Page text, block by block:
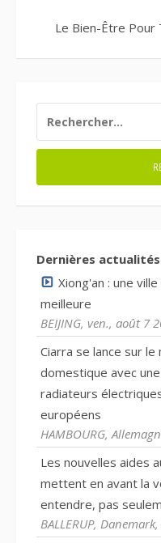
Le Bien-Être Pour
Dernières
Xiong'an : une
meilleure
BEIJING, ven., août 7
Ciarra se lance sur
domestique avec
radiateurs
européens
HAMBOURG,
Les nouvelles aides
mettent en avant la
entendre, pas
BALLERUP,